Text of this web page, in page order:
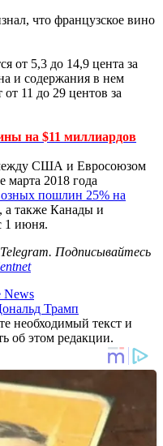
что французское вино
от 5,3 до 14,9 цента за
и содержания в нем
11 до 29 центов за
на $11 миллиардов
США и Евросоюзом
марта 2018 года
пошлин 25% на
а также Канады и
1 июня.
Подписывайтесь
News
Трамп
необходимый текст и
об этом редакции.